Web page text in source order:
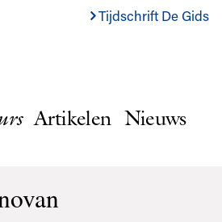
Tijdschrift De Gids
Artikelen Nieuws